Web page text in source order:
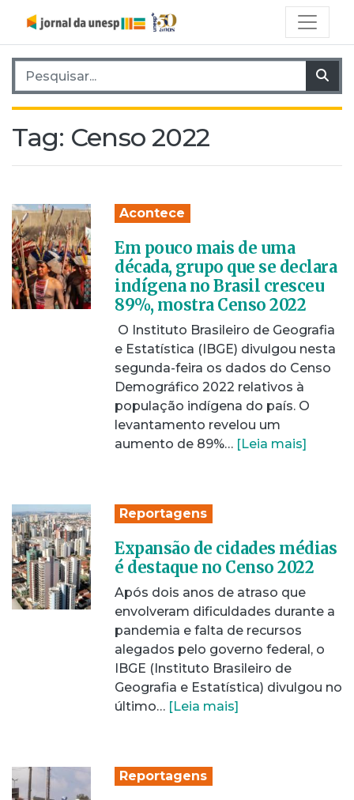
Pesquisar por:
Tag: Censo 2022
Acontece
Em pouco mais de uma
década, grupo que se declara
indígena no Brasil cresceu
89%, mostra Censo 2022
O Instituto Brasileiro de Geografia
e Estatística (IBGE) divulgou nesta
segunda-feira os dados do Censo
Demográfico 2022 relativos à
população indígena do país. O
levantamento revelou um
aumento de 89%… [Leia mais]
Reportagens
Expansão de cidades médias
é destaque no Censo 2022
Após dois anos de atraso que
envolveram dificuldades durante a
pandemia e falta de recursos
alegados pelo governo federal, o
IBGE (Instituto Brasileiro de
Geografia e Estatística) divulgou no
último… [Leia mais]
Reportagens